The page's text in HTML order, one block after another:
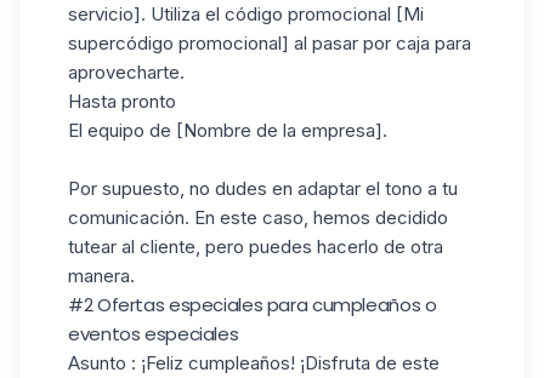
servicio]. Utiliza el código promocional [Mi
supercódigo promocional] al pasar por caja para
aprovecharte.
Hasta pronto
El equipo de [Nombre de la empresa].
Por supuesto, no dudes en adaptar el tono a tu
comunicación. En este caso, hemos decidido
tutear al cliente, pero puedes hacerlo de otra
manera.
#2 Ofertas especiales para cumpleaños o
eventos especiales
Asunto : ¡Feliz cumpleaños! ¡Disfruta de este